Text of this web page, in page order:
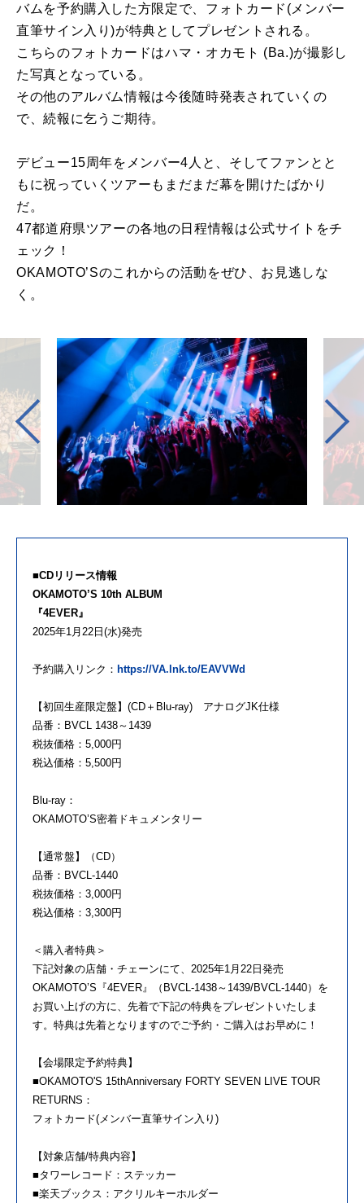
バムを予約購入した方限定で、フォトカード(メンバー
直筆サイン入り)が特典としてプレゼントされる。
こちらのフォトカードはハマ・オカモト (Ba.)が撮影し
た写真となっている。
その他のアルバム情報は今後随時発表されていくの
で、続報に乞うご期待。
デビュー15周年をメンバー4人と、そしてファンとと
もに祝っていくツアーもまだまだ幕を開けたばかり
だ。
47都道府県ツアーの各地の日程情報は公式サイトをチ
ェック！
OKAMOTO’Sのこれからの活動をぜひ、お見逃しな
く。
■CDリリース情報
OKAMOTO’S 10th ALBUM
『4EVER』
2025年1月22日(水)発売
予約購入リンク： https://VA.lnk.to/EAVVWd
【初回生産限定盤】(CD＋Blu-ray) アナログJK仕様
品番：BVCL 1438～1439
税抜価格：5,000円
税込価格：5,500円
Blu-ray：
OKAMOTO’S密着ドキュメンタリー
【通常盤】（CD）
品番：BVCL-1440
税抜価格：3,000円
税込価格：3,300円
＜購入者特典＞
下記対象の店舗・チェーンにて、2025年1月22日発売
OKAMOTO’S『4EVER』（BVCL-1438～1439/BVCL-1440）を
お買い上げの方に、先着で下記の特典をプレゼントいたしま
す。特典は先着となりますのでご予約・ご購入はお早めに！
【会場限定予約特典】
■OKAMOTO'S 15thAnniversary FORTY SEVEN LIVE TOUR
RETURNS：
フォトカード(メンバー直筆サイン入り)
【対象店舗/特典内容】
■タワーレコード：ステッカー
■楽天ブックス：アクリルキーホルダー